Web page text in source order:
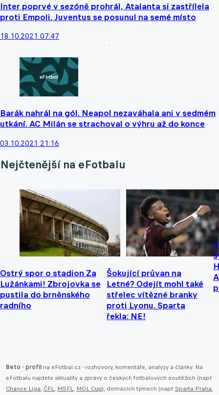
Inter poprvé v sezóně prohrál, Atalanta si zastřílela
proti Empoli. Juventus se posunul na semé místo
18.10.2021 07:47
Barák nahrál na gól. Neapol nezaváhala ani v sedmém
utkání. AC Milán se strachoval o výhru až do konce
03.10.2021 21:16
Nejčtenější na eFotbalu
Ostrý spor o stadion Za
Lužánkami! Zbrojovka se
pustila do brněnského
radního
Šokující průvan na
Letné? Odejít mohl také
střelec vítězné branky
proti Lyonu. Sparta
řekla: NE!
Beto - profil na eFotbal.cz - rozhovory, komentáře, analýzy a články. Na
eFotbalu najdete aktuality a zprávy o českých fotbalových soutěžích (např.
Chance Liga, ČFL, MSFL, MOL Cup), domácích týmech (např. Sparta Praha,